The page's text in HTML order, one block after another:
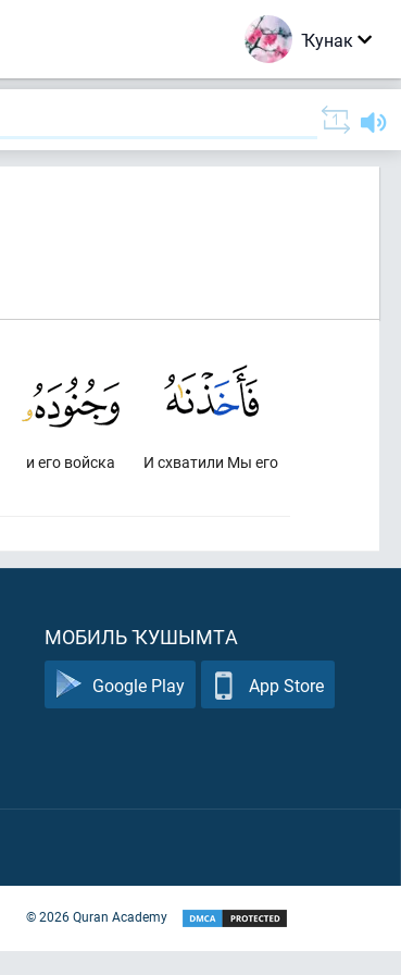
Ҡунак
И схватили Мы его
и его войска
МОБИЛЬ ҠУШЫМТА
Google Play App Store
©2026Quran Academy